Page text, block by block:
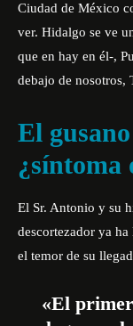
Ciudad de México
ver. Hidalgo se ve
que en hay en él-,
debajo de nosotros,
El
¿síntoma
El Sr. Antonio y su
descortezador ya
el temor de su
«El